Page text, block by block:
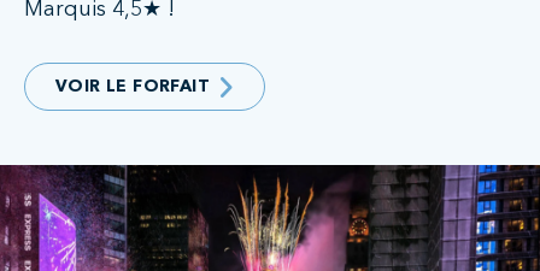
Marquis 4,5★ !
VOIR LE FORFAIT